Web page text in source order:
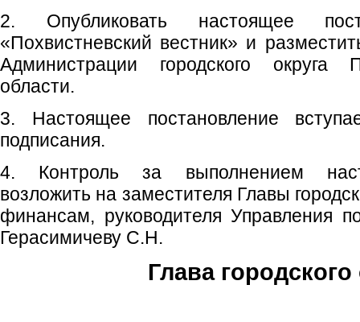
2. Опубликовать настоящее
«Похвистневский вестник» и
Администрации городского округа
области.
3. Настоящее постановление
подписания.
4. Контроль за выполнением
возложить на заместителя Главы
финансам, руководителя Управления
Герасимичеву С.Н.
Глава городского